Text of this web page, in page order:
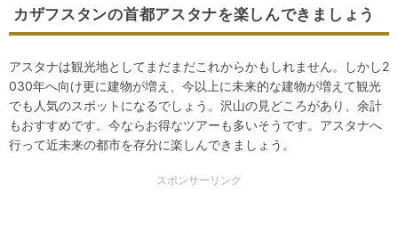
カザフスタンの首都アスタナを楽しんできましょう
アスタナは観光地としてまだまだこれからかもしれません。しかし2
030年へ向け更に建物が増え、今以上に未来的な建物が増えて観光
でも人気のスポットになるでしょう。沢山の見どころがあり、余計
もおすすめです。今ならお得なツアーも多いそうです。アスタナへ
行って近未来の都市を存分に楽しんできましょう。
スポンサーリンク